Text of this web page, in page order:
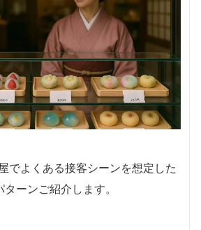
でよくある接客シーンを想定した
ーンご紹介します。